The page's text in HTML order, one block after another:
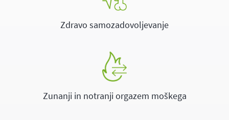
Zdravo samozadovoljevanje
Zunanji in notranji orgazem moškega